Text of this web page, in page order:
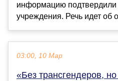
информацию подтвердили
учреждения. Речь идет об
03:00, 10 Мар
«Без трансгендеров,